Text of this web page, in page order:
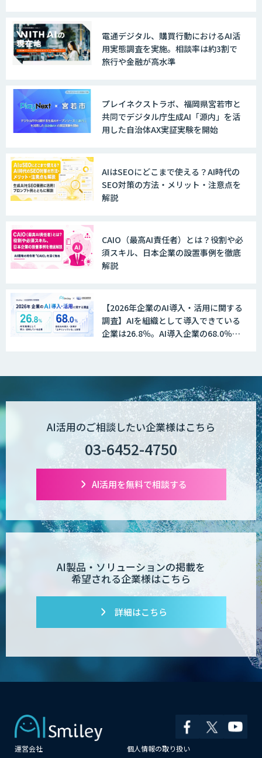
電通デジタル、購買行動におけるAI活
用実態調査を実施。相談率は約3割で
旅行や金融が高水準
プレイネクストラボ、福岡県宮若市と
共同でデジタル庁生成AI「源内」を活
用した自治体AX実証実験を開始
AIはSEOにどこまで使える？AI時代の
SEO対策の方法・メリット・注意点を
解説
CAIO（最高AI責任者）とは？役割や必
須スキル、日本企業の設置事例を徹底
解説
【2026年企業のAI導入・活用に関する
調査】AIを組織として導入できている
企業は26.8％。AI導入企業の68.0％
AI活用のご相談したい企業様はこちら
03-6452-4750
AI活用を無料で相談する
AI製品・ソリューションの掲載を
希望される企業様はこちら
詳細はこちら
運営会社 個人情報の取り扱い